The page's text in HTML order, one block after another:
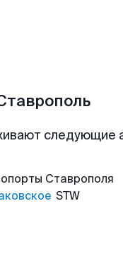
следующие
Ставрополя
STW